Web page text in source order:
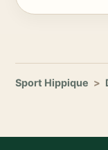
Sport Hippique >